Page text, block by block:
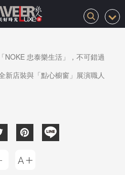
NOKE 忠泰樂生活」，不可錯過
新店裝與「點心櫥窗」展演職人